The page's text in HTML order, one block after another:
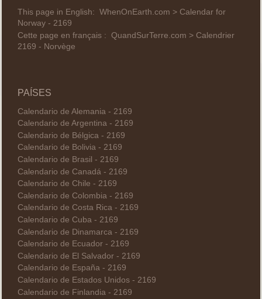
This page in English: WhenOnEarth.com > Calendar for
Norway - 2169
Cette page en français : QuandSurTerre.com > Calendrier
2169 - Norvège
PAÍSES
Calendario de Alemania - 2169
Calendario de Argentina - 2169
Calendario de Bélgica - 2169
Calendario de Bolivia - 2169
Calendario de Brasil - 2169
Calendario de Canadá - 2169
Calendario de Chile - 2169
Calendario de Colombia - 2169
Calendario de Costa Rica - 2169
Calendario de Cuba - 2169
Calendario de Dinamarca - 2169
Calendario de Ecuador - 2169
Calendario de El Salvador - 2169
Calendario de España - 2169
Calendario de Estados Unidos - 2169
Calendario de Finlandia - 2169